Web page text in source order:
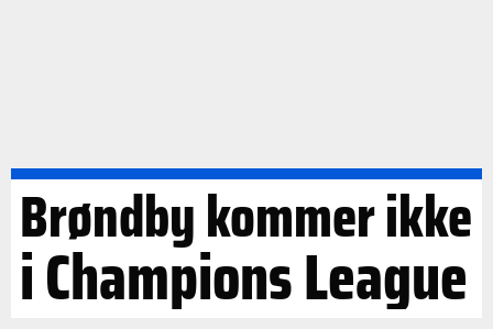
Brøndby kommer ikke
i Champions League